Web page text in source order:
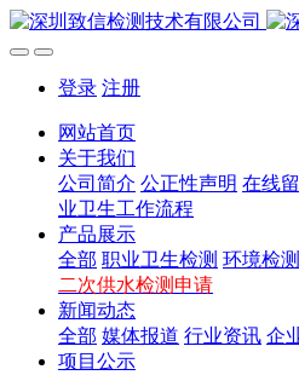
登录 注册
网站首页
关于我们
公司简介 公正性声明 在线
业卫生工作流程
产品展示
全部 职业卫生检测 环境检测
二次供水检测申请
新闻动态
全部 媒体报道 行业资讯 企
项目公示